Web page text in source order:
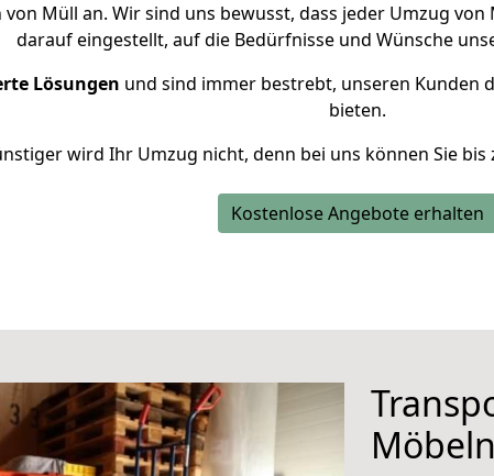
Müll an. Wir sind uns bewusst, dass jeder Umzug
darauf eingestellt, auf die Bedürfnisse und Wünsche
Lösungen und sind immer bestrebt, unseren Kunden
bieten.
wird Ihr Umzug nicht, denn bei uns können Sie bis
Kostenlose Angebote erhalten